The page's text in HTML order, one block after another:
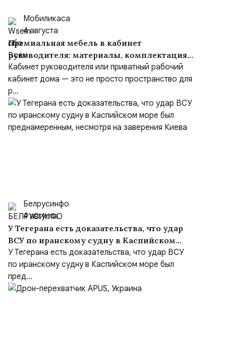
Мобиликаса
4 августа
Премиальная мебель в кабинет
руководителя: материалы, комплектация
и советы
Кабинет руководителя или приватный рабочий
кабинет дома — это не просто пространство для
р...
Белрусинфо
4 августа
У Тегерана есть доказательства, что удар
ВСУ по иранскому судну в Каспийском
море был преднамеренным, несмотря на
заверения Киева
У Тегерана есть доказательства, что удар ВСУ
по иранскому судну в Каспийском море был
пред...